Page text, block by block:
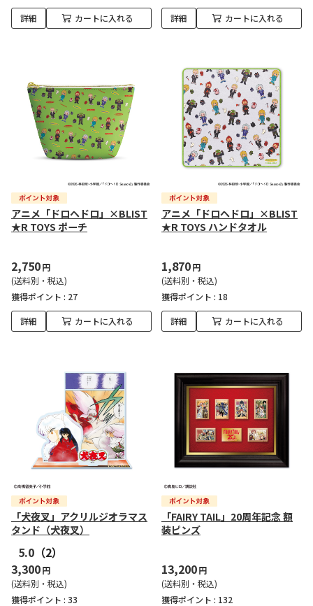
詳細 カートに入れる 詳細 カートに入れる
アニメ「ドロヘドロ」×BLIST
★R TOYS ポーチ
2,750円
(送料別・税込)
獲得ポイント : 27
詳細 カートに入れる
アニメ「ドロヘドロ」×BLIST
★R TOYS ハンドタオル
1,870円
(送料別・税込)
獲得ポイント : 18
詳細 カートに入れる
「犬夜叉」アクリルジオラマス
タンド（犬夜叉）
5.0 （2）
3,300円
(送料別・税込)
獲得ポイント : 33
「FAIRY TAIL」20周年記念 額
装ピンズ
13,200円
(送料別・税込)
獲得ポイント : 132